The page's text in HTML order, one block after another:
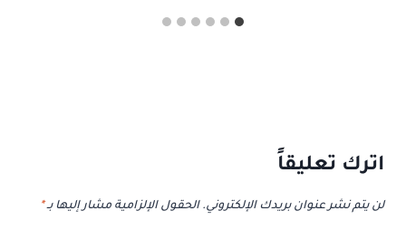
اترك تعليقاً
لن يتم نشر عنوان بريدك الإلكتروني. الحقول الإلزامية مشار إليها بـ*